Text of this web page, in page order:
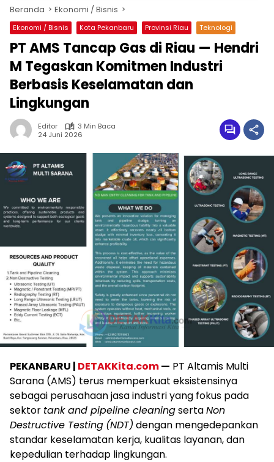
Beranda Ekonomi / Bisnis
Ekonomi / Bisnis Kota Pekanbaru Provinsi Riau Teknologi
PT AMS Tancap Gas di Riau — Hendri
M Tegaskan Komitmen Industri
Berbasis Keselamatan dan
Lingkungan
Editor
3 Min Baca
24 Juni 2026
PEKANBARU | DETAKKita.com— PT Altamis Multi
Sarana (AMS) terus memperkuat eksistensinya
sebagai perusahaan jasa industri yang fokus pada
sektor tank and pipeline cleaningsertaNon
Destructive Testing (NDT) dengan mengedepankan
standar keselamatan kerja, kualitas layanan, dan
kepedulian terhadap lingkungan.